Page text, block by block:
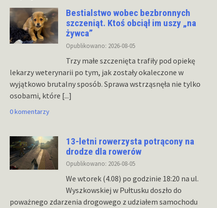
Bestialstwo wobec bezbronnych
szczeniąt. Ktoś obciął im uszy „na
żywca”
Opublikowano: 2026-08-05
Trzy małe szczenięta trafiły pod opiekę
lekarzy weterynarii po tym, jak zostały okaleczone w
wyjątkowo brutalny sposób. Sprawa wstrząsnęła nie tylko
osobami, które [...]
0 komentarzy
13-letni rowerzysta potrącony na
drodze dla rowerów
Opublikowano: 2026-08-05
We wtorek (4.08) po godzinie 18:20 na ul.
Wyszkowskiej w Pułtusku doszło do
poważnego zdarzenia drogowego z udziałem samochodu